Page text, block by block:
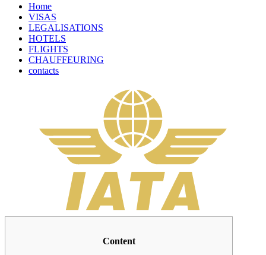
Home
VISAS
LEGALISATIONS
HOTELS
FLIGHTS
CHAUFFEURING
contacts
Content